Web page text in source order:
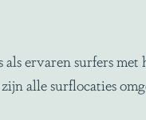
ervaren surfers met
alle surflocaties